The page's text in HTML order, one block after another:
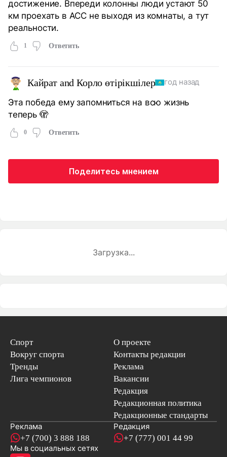
достижение. Впереди колонны люди устают 50
км проехать в АСС не выходя из комнаты, а тут
реальности.
1 Ответить
Кайрат and Корло өтірікшілер год назад
Эта победа ему запомниться на всю жизнь
теперь 🫣
0 Ответить
Поделитесь мнением
Загрузка...
Спорт
Вокруг спорта
Тренды
Лига чемпионов
О проекте
Контакты редакции
Реклама
Вакансии
Редакция
Редакционная политика
Редакционные стандарты
Реклама
+7 (700) 3 888 188
Редакция
+7 (777) 001 44 99
Мы в социальных сетях